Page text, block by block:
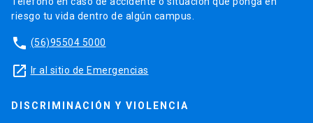
riesgo tu vida dentro de algún campus.
phone (56)95504 5000
launch Ir al sitio de Emergencias
DISCRIMINACIÓN Y VIOLENCIA